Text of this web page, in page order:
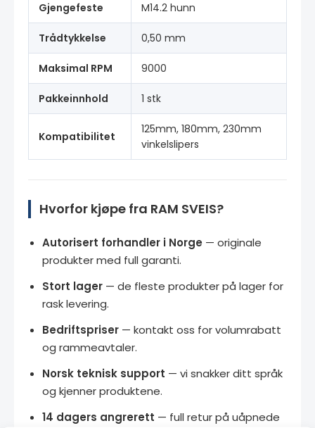
Gjengefeste M14.2 hunn
Trådtykkelse 0,50 mm
Maksimal RPM 9000
Pakkeinnhold 1 stk
Kompatibilitet
125mm, 180mm, 230mm
vinkelslipers
Hvorfor kjøpe fra RAM SVEIS?
Autorisert forhandler i Norge — originale
produkter med full garanti.
Stort lager — de fleste produkter på lager for
rask levering.
Bedriftspriser — kontakt oss for volumrabatt
og rammeavtaler.
Norsk teknisk support — vi snakker ditt språk
og kjenner produktene.
14 dagers angrerett — full retur på uåpnede